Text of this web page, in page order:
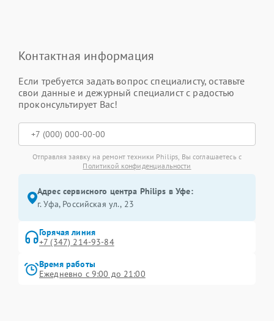
Контактная информация
Если требуется задать вопрос специалисту, оставьте
свои данные и дежурный специалист с радостью
проконсультирует Вас!
Отправляя заявку на ремонт техники Philips, Вы соглашаетесь с
Политикой конфиденциальности
Адрес сервисного центра Philips в Уфе:
г. Уфа, Российская ул., 23
Горячая линия
+7 (347) 214-93-84
Время работы
Ежедневно с 9:00 до 21:00